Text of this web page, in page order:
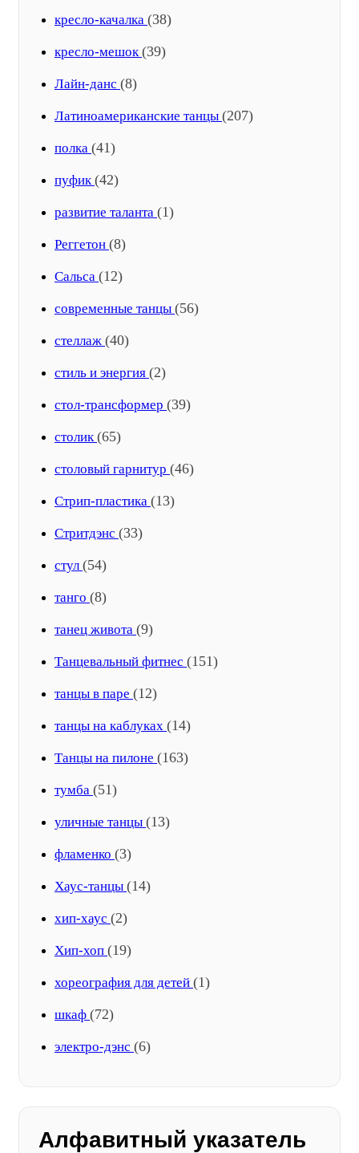
кресло-качалка (38)
кресло-мешок(39)
Лайн-данс (8)
Латиноамериканские танцы (207)
полка (41)
пуфик(42)
развитие таланта (1)
Реггетон (8)
Сальса (12)
современные танцы (56)
стеллаж (40)
стиль и энергия (2)
стол-трансформер (39)
столик(65)
столовый гарнитур (46)
Стрип-пластика (13)
Стритдэнс (33)
стул (54)
танго (8)
танец живота (9)
Танцевальный фитнес (151)
танцы в паре (12)
танцы на каблуках (14)
Танцы на пилоне (163)
тумба (51)
уличные танцы (13)
фламенко (3)
Хаус-танцы (14)
хип-хаус (2)
Хип-хоп (19)
хореография для детей (1)
шкаф (72)
электро-дэнс (6)
Алфавитный указатель